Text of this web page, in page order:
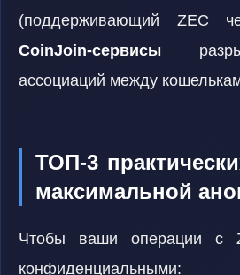
(поддерживающий ZEC
CoinJoin-сервисы
ассоциаций между
ТОП-3
максимальной
Чтобы ваши операции с
конфиденциальными: